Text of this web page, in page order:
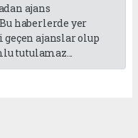
ajans
haberlerde yer
ajanslar olup
tutulamaz...